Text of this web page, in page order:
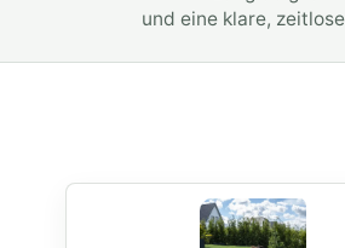
und eine klare,